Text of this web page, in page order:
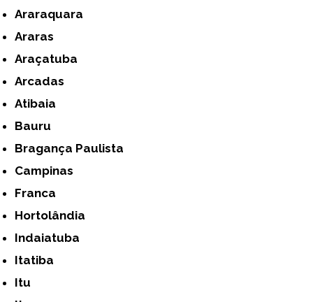
Araraquara
Araras
Araçatuba
Arcadas
Atibaia
Bauru
Bragança Paulista
Campinas
Franca
Hortolândia
Indaiatuba
Itatiba
Itu